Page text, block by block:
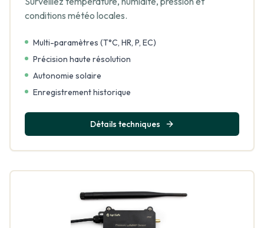
conditions météo locales.
Multi-paramètres (T°C, HR, P, EC)
Précision haute résolution
Autonomie solaire
Enregistrement historique
Détails techniques